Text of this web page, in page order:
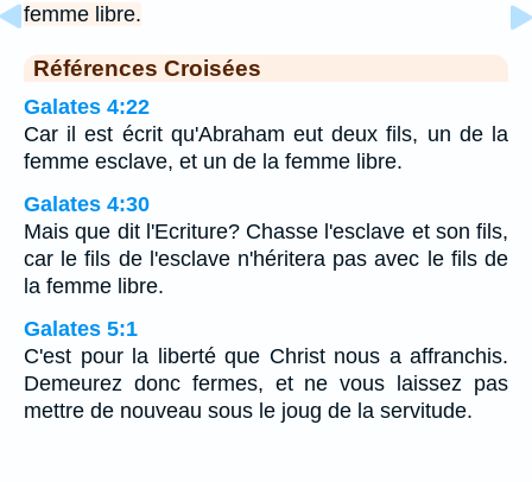
femme libre.
Références Croisées
Galates 4:22
Car il est écrit qu'Abraham eut deux fils, un de la
femme esclave, et un de la femme libre.
Galates 4:30
Mais que dit l'Ecriture? Chasse l'esclave et son fils,
car le fils de l'esclave n'héritera pas avec le fils de
la femme libre.
Galates 5:1
C'est pour la liberté que Christ nous a affranchis.
Demeurez donc fermes, et ne vous laissez pas
mettre de nouveau sous le joug de la servitude.